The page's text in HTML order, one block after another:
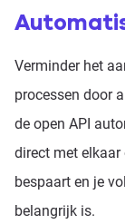
Verminder het
processen door
de open API
direct met
bespaart en je
belangrijk is.